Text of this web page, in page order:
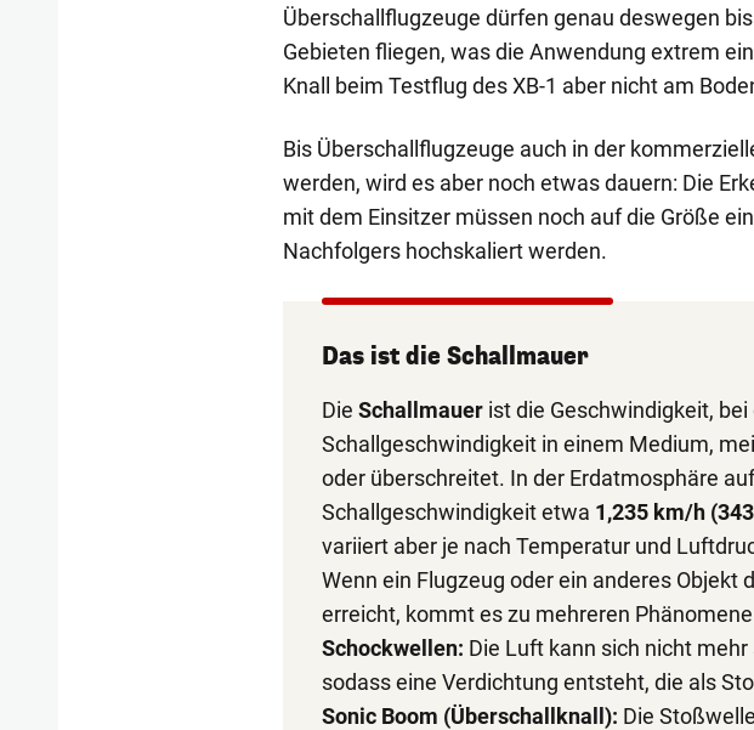
Überschallflugzeuge dürfen genau deswegen
Gebieten fliegen, was die Anwendung extrem
Knall beim Testflug des XB-1 aber nicht am
Bis Überschallflugzeuge auch in der
werden, wird es aber noch etwas dauern: Die
mit dem Einsitzer müssen noch auf die Größe
Nachfolgers hochskaliert werden.
Das ist die Schallmauer
Die Schallmauerist die Geschwindigkeit, bei
Schallgeschwindigkeit in einem Medium,
oder überschreitet. In der Erdatmosphäre
Schallgeschwindigkeit etwa 1,235 km/h
variiert aber je nach Temperatur und
Wenn ein Flugzeug oder ein anderes Objekt
erreicht, kommt es zu mehreren
Schockwellen: Die Luft kann sich nicht
sodass eine Verdichtung entsteht, die als
Sonic Boom (Überschallknall): Die